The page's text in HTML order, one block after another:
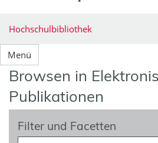
Hochschulbibliothek
Menü
Browsen in
Publikationen
Filter und Facetten